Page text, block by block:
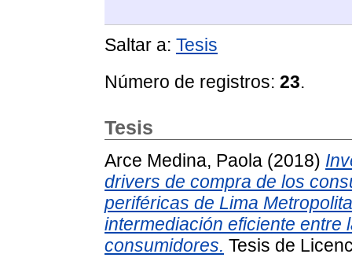
Saltar a: Tesis
Número de registros: 23.
Tesis
Arce Medina, Paola (2018)
drivers de compra de los
periféricas de Lima
intermediación eficiente entre
consumidores. Tesis de